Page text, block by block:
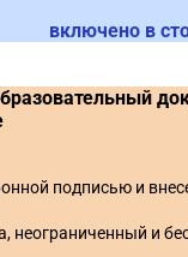
УПД в ЕИС
Электронное
на ЭТП (РТС-
включено в
подписью и
неограниченный и